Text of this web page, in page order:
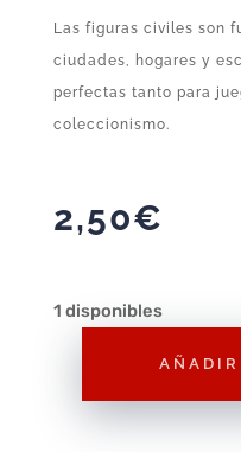
Las figuras civiles son
ciudades, hogares y
perfectas tanto para
coleccionismo.
2,50€
1 disponibles